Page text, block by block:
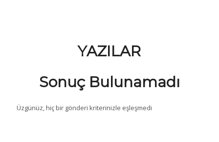
YAZILAR
Sonuç Bulunamadı
Üzgünüz, hiç bir gönderi kriterinizle eşleşmedi